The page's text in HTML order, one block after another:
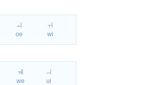
ㅚ
oe
ㅟ
wi
ㅞ
we
ㅢ
ui